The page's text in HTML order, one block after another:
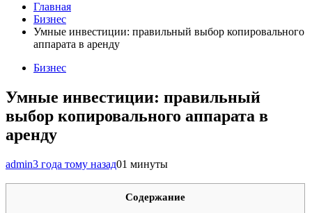
Главная
Бизнес
Умные инвестиции: правильный выбор копировального
аппарата в аренду
Бизнес
Умные инвестиции: правильный
выбор копировального аппарата в
аренду
admin3 года тому назад01 минуты
Содержание